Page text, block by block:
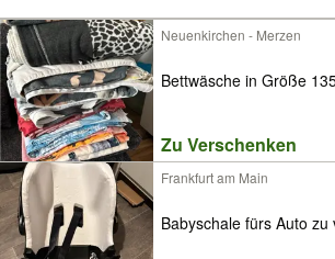
Neuenkirchen - Merzen
Bettwäsche in Größe
Zu Verschenken
Frankfurt am Main
Babyschale fürs Auto zu